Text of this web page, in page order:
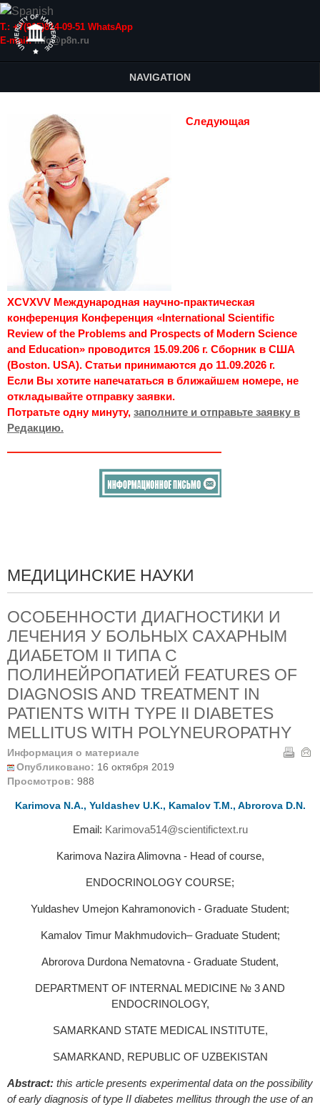
Т.: +7(915)814-09-51 WhatsApp
E-mail:info@p8n.ru
NAVIGATION
Следующая
XCVXVV Международная научно-практическая
конференция Конференция «International Scientific
Review of the Problems and Prospects of Modern Science
and Education» проводится 15.09.206 г. Сборник в США
(Boston. USA). Статьи принимаются до 11.09.2026 г.
Если Вы хотите напечататься в ближайшем номере, не
откладывайте отправку заявки.
Потратьте одну минуту, заполните и отправьте заявку в
Редакцию.
МЕДИЦИНСКИЕ НАУКИ
ОСОБЕННОСТИ ДИАГНОСТИКИ И
ЛЕЧЕНИЯ У БОЛЬНЫХ САХАРНЫМ
ДИАБЕТОМ II ТИПА С
ПОЛИНЕЙРОПАТИЕЙ FEATURES OF
DIAGNOSIS AND TREATMENT IN
PATIENTS WITH TYPE II DIABETES
MELLITUS WITH POLYNEUROPATHY
Информация о материале
Опубликовано: 16 октября 2019
Просмотров: 988
Karimova N.A., Yuldashev U.K., Kamalov T.M., Abrorova D.N.
Email: Karimova514@scientifictext.ru
Karimova Nazira Alimovna - Head of course,
ENDOCRINOLOGY COURSE;
Yuldashev Umejon Kahramonovich - Graduate Student;
Kamalov Timur Makhmudovich– Graduate Student;
Abrorova Durdona Nematovna - Graduate Student,
DEPARTMENT OF INTERNAL MEDICINE № 3 AND
ENDOCRINOLOGY,
SAMARKAND STATE MEDICAL INSTITUTE,
SAMARKAND, REPUBLIC OF UZBEKISTAN
Abstract: this article presents experimental data on the possibility
of early diagnosis of type II diabetes mellitus through the use of an